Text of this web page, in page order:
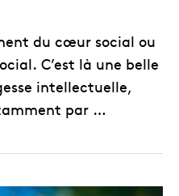
du cœur social ou
C’est là une belle
intellectuelle,
par …